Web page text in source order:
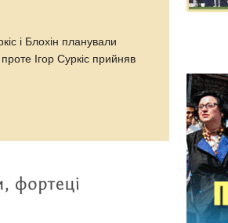
і Блохін планували
Ігор Суркіс прийняв